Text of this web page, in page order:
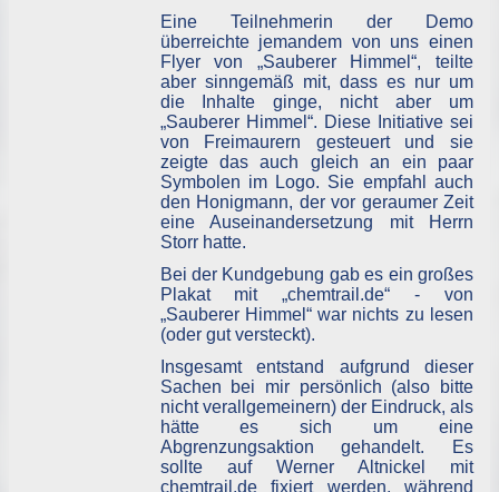
Eine Teilnehmerin der Demo
überreichte jemandem von uns einen
Flyer von „Sauberer Himmel“, teilte
aber sinngemäß mit, dass es nur um
die Inhalte ginge, nicht aber um
„Sauberer Himmel“. Diese Initiative sei
von Freimaurern gesteuert und sie
zeigte das auch gleich an ein paar
Symbolen im Logo. Sie empfahl auch
den Honigmann, der vor geraumer Zeit
eine Auseinandersetzung mit Herrn
Storr hatte.
Bei der Kundgebung gab es ein großes
Plakat mit „chemtrail.de“ - von
„Sauberer Himmel“ war nichts zu lesen
(oder gut versteckt).
Insgesamt entstand aufgrund dieser
Sachen bei mir persönlich (also bitte
nicht verallgemeinern) der Eindruck, als
hätte es sich um eine
Abgrenzungsaktion gehandelt. Es
sollte auf Werner Altnickel mit
chemtrail.de fixiert werden, während